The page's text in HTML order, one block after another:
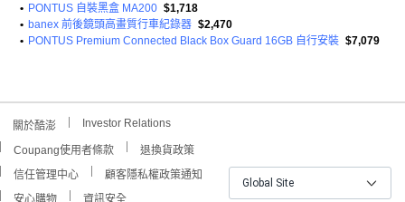
• PONTUS 自裝黑盒 MA200 $1,718
• banex 前後鏡頭高畫質行車紀錄器 $2,470
• PONTUS Premium Connected Black Box Guard 16GB 自行安裝 $7,079
關於酷澎 Investor Relations
Coupang使用者條款
退換貨政策
信任管理中心
顧客隱私權政策通知
安心購物
資訊安全
Global Site